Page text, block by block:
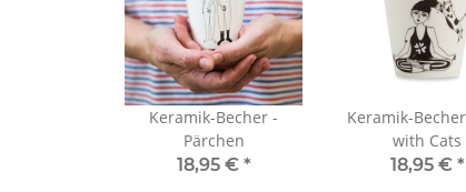
Keramik-Becher -
Pärchen
18,95 € *
Keramik-
with Cats
18,95 € *